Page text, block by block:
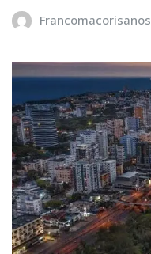
Francomacorisanos